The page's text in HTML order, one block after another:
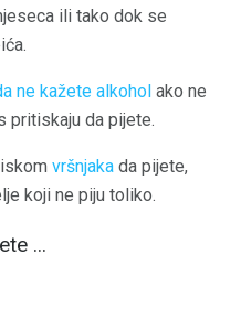
ili tako dok se
ne kažete alkohol ako ne
pritiskaju da pijete.
vršnjaka da pijete,
koji ne piju toliko.
...